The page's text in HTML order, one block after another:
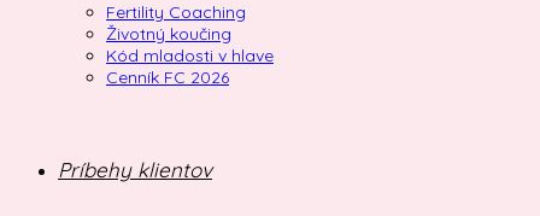
Fertility Coaching
Životný koučing
Kód mladosti v hlave
Cenník FC 2026
Príbehy klientov